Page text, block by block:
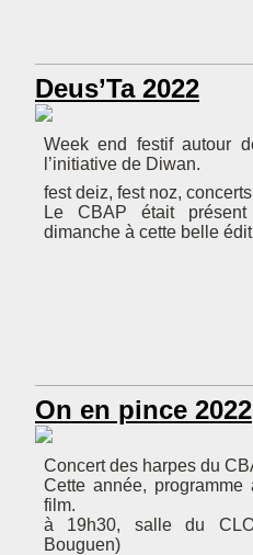
Deus’Ta 2022
Week end festif autour
l’initiative de Diwan.
fest deiz, fest noz,
Le CBAP était
dimanche à cette belle
On en pince 2022
Concert des harpes du
Cette année,
film.
à 19h30, salle du
Bouguen)